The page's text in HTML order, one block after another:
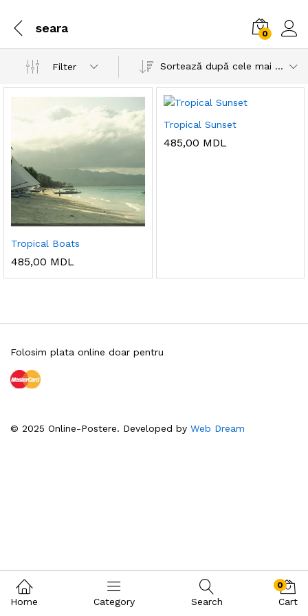
seara 0
Filter Sortează după cele mai recente
Tropical Boats
485,00 MDL
Tropical Sunset
485,00 MDL
© 2025 Online-Postere. Developed by Web Dream
Folosim plata online doar pentru
Home Category Search
0
Cart